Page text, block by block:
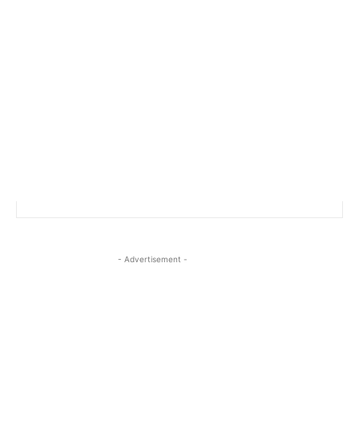
- Advertisement -